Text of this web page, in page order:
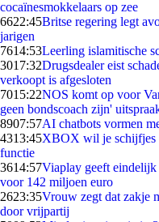
cocaïnesmokkelaars op zee
6622:45Britse regering legt
jarigen
7614:53Leerling islamitische
3017:32Drugsdealer eist
verkoopt is afgesloten
7015:22NOS komt op voor
geen bondscoach zijn'
8907:57AI chatbots vormen
4313:45XBOX wil je schijfjes
functie
3614:57Viaplay geeft eindelijk
voor 142 miljoen euro
2623:35Vrouw zegt dat zakje
door vrijpartij